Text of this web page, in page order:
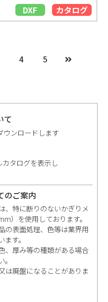
DXF カタログ
4 5
て
ウンロードします
タログを表示し
のご案内
、特に断りのないかぎりメ
）を使用しております。
の表面処理、色等は業界用
す。
、厚み等の種類がある場合
は廃盤になることがありま